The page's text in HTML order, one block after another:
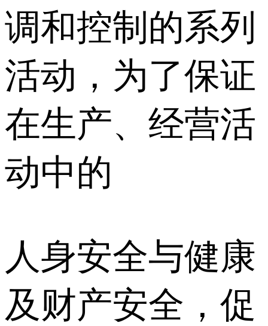
调和控制的系列
活动，为了保证
在生产、经营活
动中的
人身安全与健康
及财产安全，促